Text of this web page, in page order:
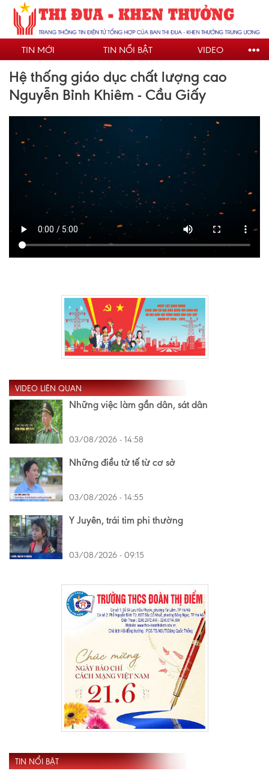
Nhảy
đến
nội
dungTIN MỚI TIN NỔI BẬT VIDEO
Hệ thống giáo dục chất lượng cao
Nguyễn Bỉnh Khiêm - Cầu Giấy
VIDEO LIÊN QUAN
Những việc làm gần dân, sát dân
03/08/2026 - 14:58
Những điều tử tế từ cơ sở
03/08/2026 - 14:55
Y Juyên, trái tim phi thường
03/08/2026 - 09:15
TIN NỔI BẬT